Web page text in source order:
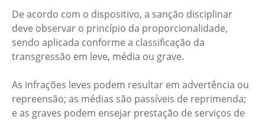
De acordo com o dispositivo, a sanção disciplinar
deve observar o princípio da proporcionalidade,
sendo aplicada conforme a classificação da
transgressão em leve, média ou grave.
As infrações leves podem resultar em advertência ou
repreensão; as médias são passíveis de reprimenda;
e as graves podem ensejar prestação de serviços de